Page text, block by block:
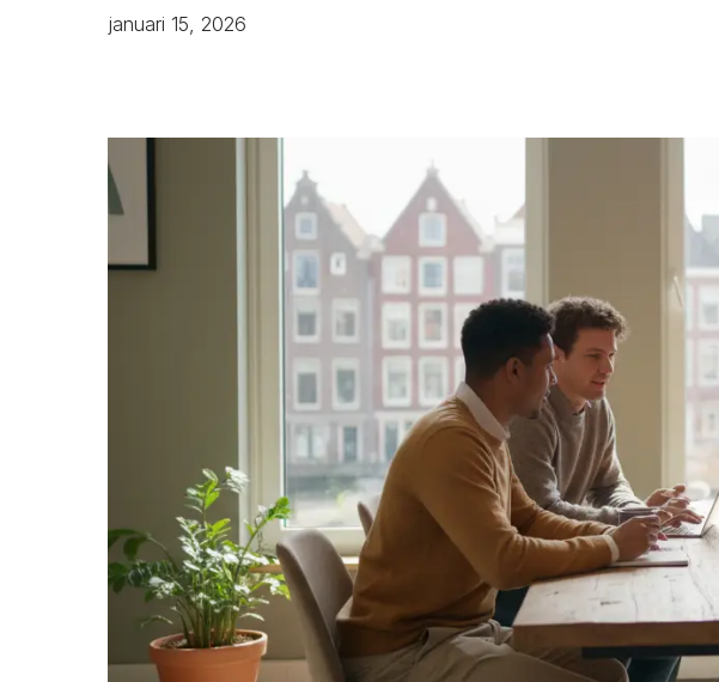
januari 15, 2026